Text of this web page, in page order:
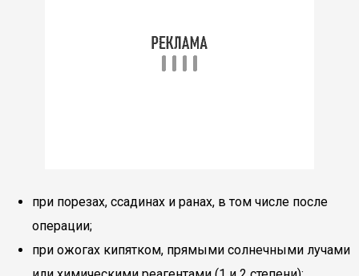
при порезах, ссадинах и ранах, в том числе после
операции;
при ожогах кипятком, прямыми солнечными лучами